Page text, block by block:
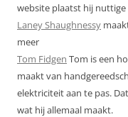
website plaatst hij
Laney Shaughnessy
meer
Tom Fidgen Tom is een
maakt van
elektriciteit aan te pas.
wat hij allemaal maakt.